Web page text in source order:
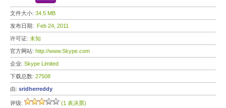
文件大小: 34.5 MB
发布日期: Feb 24, 2011
许可证: 未知
官方网站: http://www.Skype.com
企业: Skype Limited
下载总数: 27508
由: sridherreddy
评级: (1 表决票)